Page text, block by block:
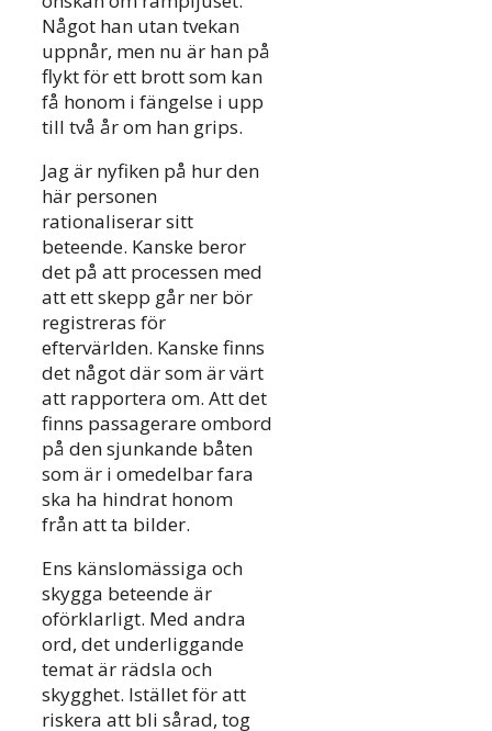
Något han utan tvekan
uppnår, men nu är han på
flykt för ett brott som kan
få honom i fängelse i upp
till två år om han grips.
Jag är nyfiken på hur den
här personen
rationaliserar sitt
beteende. Kanske beror
det på att processen med
att ett skepp går ner bör
registreras för
eftervärlden. Kanske finns
det något där som är värt
att rapportera om. Att det
finns passagerare ombord
på den sjunkande båten
som är i omedelbar fara
ska ha hindrat honom
från att ta bilder.
Ens känslomässiga och
skygga beteende är
oförklarligt. Med andra
ord, det underliggande
temat är rädsla och
skygghet. Istället för att
riskera att bli sårad, tog